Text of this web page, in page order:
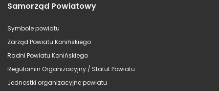
Samorząd Powiatowy
Symbole powiatu
Zarząd Powiatu Konińskiego
Radni Powiatu Konińskiego
Regulamin Organizacyjny / Statut Powiatu
Jednostki organizacyjne powiatu